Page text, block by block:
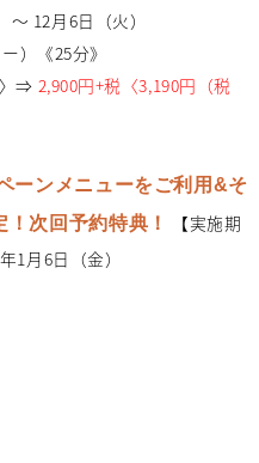
～ 12月6日（火）
）《25分》
〉⇒ 2,900円+税〈3,190円（税
ーンメニューをご利用&そ
次回予約特典！
【実施期
1月6日（金）